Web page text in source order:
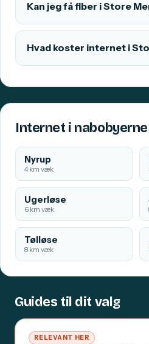
Kan jeg få fiber i Store
Hvad koster internet i
Internet i nabobyerne
Nyrup
4 km væk
Ugerløse
6 km væk
Tølløse
8 km væk
Guides til dit valg
RELEVANT HER